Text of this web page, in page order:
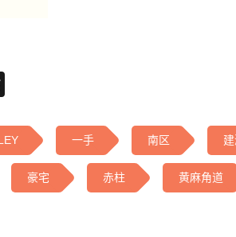
一手 南区
豪宅 赤柱 黄麻角道